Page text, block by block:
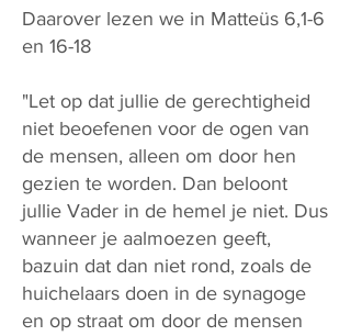
Daarover lezen we in Matteüs 6,1-6
en 16-18
"Let op dat jullie de gerechtigheid
niet beoefenen voor de ogen van
de mensen, alleen om door hen
gezien te worden. Dan beloont
jullie Vader in de hemel je niet. Dus
wanneer je aalmoezen geeft,
bazuin dat dan niet rond, zoals de
huichelaars doen in de synagoge
en op straat om door de mensen